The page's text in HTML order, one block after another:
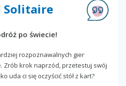
Solitaire
po świecie!
rozpoznawalnych gier
Zrób krok naprzód, przetestuj swój
uda ci się oczyścić stół z kart?